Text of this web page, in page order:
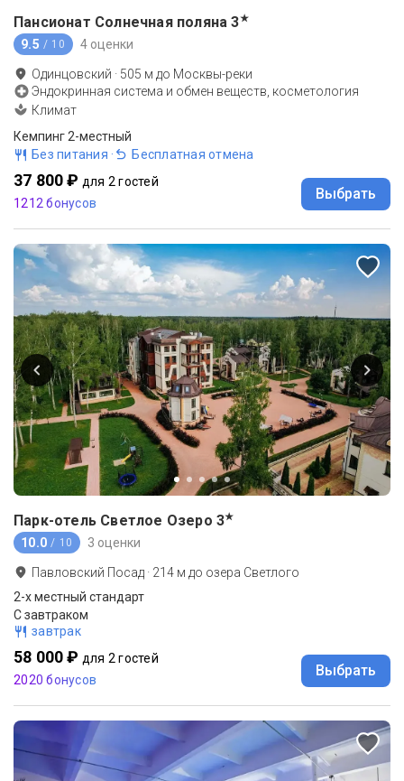
Пансионат Солнечная поляна 3★
9.5 / 10 4 оценки
Одинцовский · 505 м до Москвы-реки
Эндокринная система и обмен веществ, косметология
Климат
Кемпинг 2-местный
Без питания · Бесплатная отмена
37 800 ₽ для 2 гостей
1212 бонусов
Выбрать
Парк-отель Светлое Озеро 3★
10.0 / 10 3 оценки
Павловский Посад · 214 м до озера Светлого
2-x местный стандарт
С завтраком
завтрак
58 000 ₽ для 2 гостей
2020 бонусов
Выбрать